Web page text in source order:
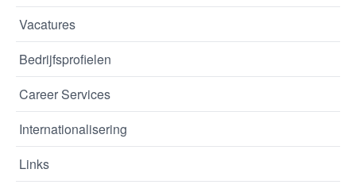
Vacatures
Bedrijfsprofielen
Career Services
Internationalisering
Links